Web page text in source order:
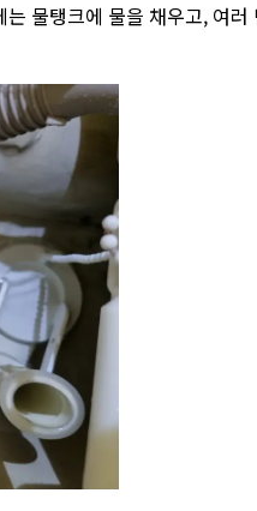
물탱크에 물을 채우고, 여